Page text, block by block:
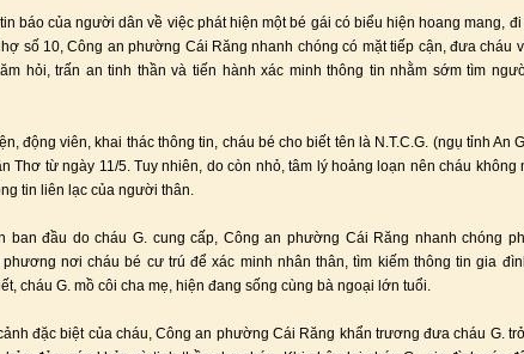
báo của người dân về việc phát hiện một bé gái có biểu hiện hoang mang, đi
số 10, Công an phường Cái Răng nhanh chóng có mặt tiếp cận, đưa cháu
hỏi, trấn an tinh thần và tiến hành xác minh thông tin nhằm sớm tìm
động viên, khai thác thông tin, cháu bé cho biết tên là N.T.C.G. (ngụ tỉnh An
Thơ từ ngày 11/5. Tuy nhiên, do còn nhỏ, tâm lý hoảng loạn nên cháu không
tin liên lạc của người thân.
ban đầu do cháu G. cung cấp, Công an phường Cái Răng nhanh chóng
nơi cháu bé cư trú để xác minh nhân thân, tìm kiếm thông tin gia
cháu G. mồ côi cha mẹ, hiện đang sống cùng bà ngoại lớn tuổi.
đặc biệt của cháu, Công an phường Cái Răng khẩn trương đưa cháu G.